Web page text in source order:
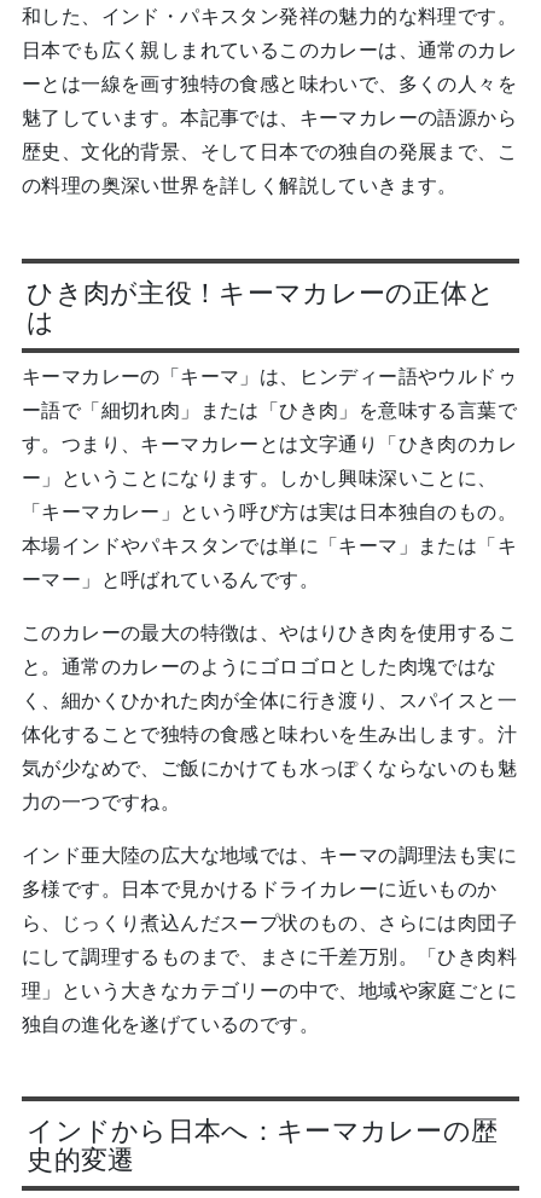
和した、インド・パキスタン発祥の魅力的な料理です。
日本でも広く親しまれているこのカレーは、通常のカレ
ーとは一線を画す独特の食感と味わいで、多くの人々を
魅了しています。本記事では、キーマカレーの語源から
歴史、文化的背景、そして日本での独自の発展まで、こ
の料理の奥深い世界を詳しく解説していきます。
ひき肉が主役！キーマカレーの正体と
は
キーマカレーの「キーマ」は、ヒンディー語やウルドゥ
ー語で「細切れ肉」または「ひき肉」を意味する言葉で
す。つまり、キーマカレーとは文字通り「ひき肉のカレ
ー」ということになります。しかし興味深いことに、
「キーマカレー」という呼び方は実は日本独自のもの。
本場インドやパキスタンでは単に「キーマ」または「キ
ーマー」と呼ばれているんです。
このカレーの最大の特徴は、やはりひき肉を使用するこ
と。通常のカレーのようにゴロゴロとした肉塊ではな
く、細かくひかれた肉が全体に行き渡り、スパイスと一
体化することで独特の食感と味わいを生み出します。汁
気が少なめで、ご飯にかけても水っぽくならないのも魅
力の一つですね。
インド亜大陸の広大な地域では、キーマの調理法も実に
多様です。日本で見かけるドライカレーに近いものか
ら、じっくり煮込んだスープ状のもの、さらには肉団子
にして調理するものまで、まさに千差万別。「ひき肉料
理」という大きなカテゴリーの中で、地域や家庭ごとに
独自の進化を遂げているのです。
インドから日本へ：キーマカレーの歴
史的変遷